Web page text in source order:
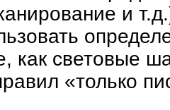
и
как световые
«только